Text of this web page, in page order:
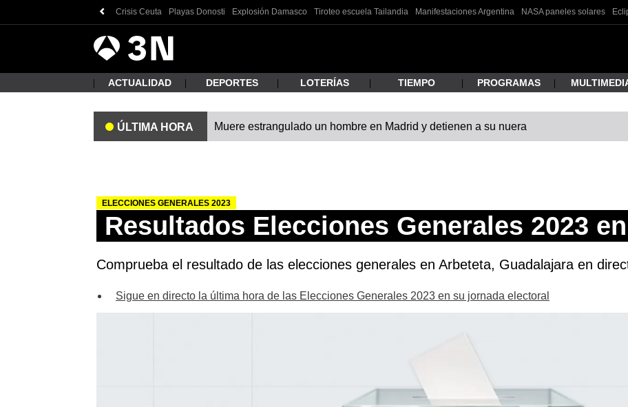
Crisis Ceuta Playas Donosti Explosión Damasco Tiroteo escuela Tailandia Manifestaciones Argentina NASA paneles solares
3
Noticias
Buscar
ACTUALIDAD DEPORTES LOTERÍAS TIEMPO PROGRAMAS
ÚLTIMA HORA Muere estrangulado un hombre en Madrid y detienen a su nuera
ELECCIONES GENERALES 2023
Resultados Elecciones Generales 2023
Comprueba el resultado de las elecciones generales en Arbeteta, Guadalajara en
Sigue en directo la última hora de las Elecciones Generales 2023 en su jornada electoral